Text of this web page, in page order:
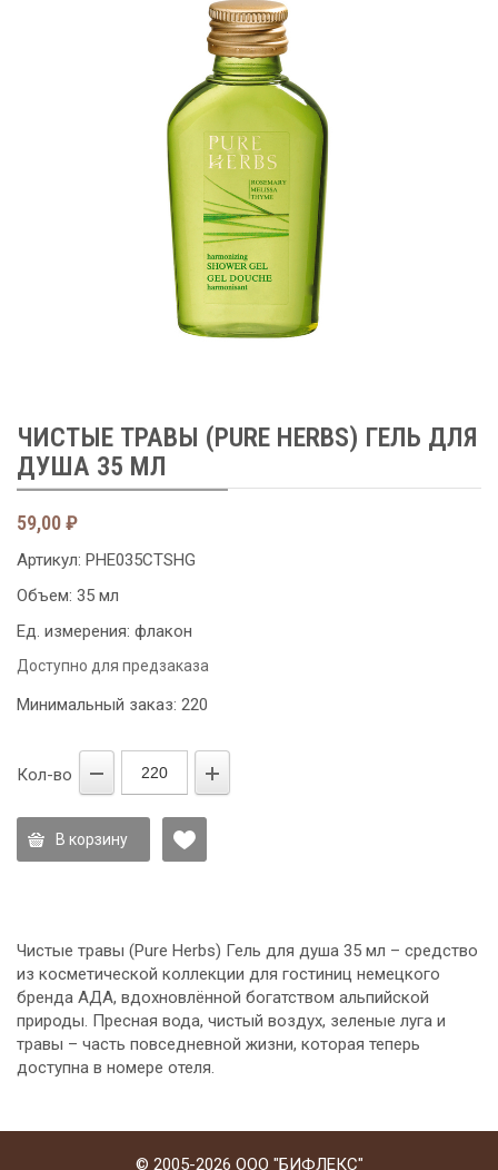
ЧИСТЫЕ ТРАВЫ (PURE HERBS) ГЕЛЬ ДЛЯ
ДУША 35 МЛ
59,00₽
Артикул: PHE035CTSHG
Объем: 35 мл
Ед. измерения: флакон
Доступно для предзаказа
Минимальный заказ: 220
Кол-во
В корзину
Чистые травы (Pure Herbs) Гель для душа 35 мл – средство
из косметической коллекции для гостиниц немецкого
бренда АДА, вдохновлённой богатством альпийской
природы. Пресная вода, чистый воздух, зеленые луга и
травы – часть повседневной жизни, которая теперь
доступна в номере отеля.
© 2005-2026 ООО "БИФЛЕКС"